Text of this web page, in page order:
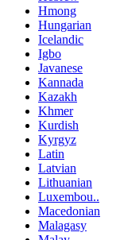
Hmong
Hungarian
Icelandic
Igbo
Javanese
Kannada
Kazakh
Khmer
Kurdish
Kyrgyz
Latin
Latvian
Lithuanian
Luxembou..
Macedonian
Malagasy